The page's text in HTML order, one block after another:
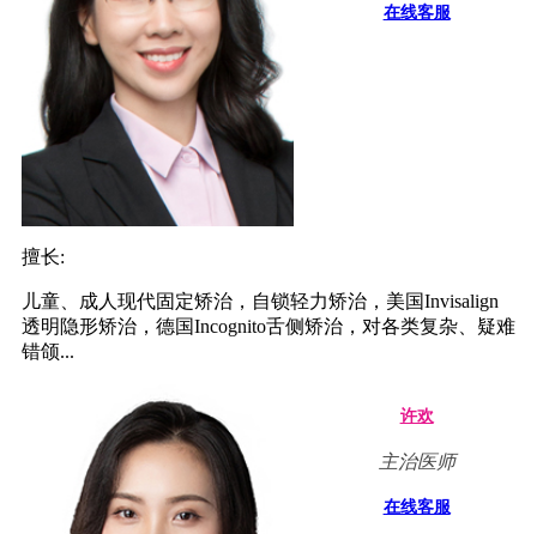
在线客服
擅长:
儿童、成人现代固定矫治，自锁轻力矫治，美国Invisalign
透明隐形矫治，德国Incognito舌侧矫治，对各类复杂、疑难
错颌...
许欢
主治医师
在线客服